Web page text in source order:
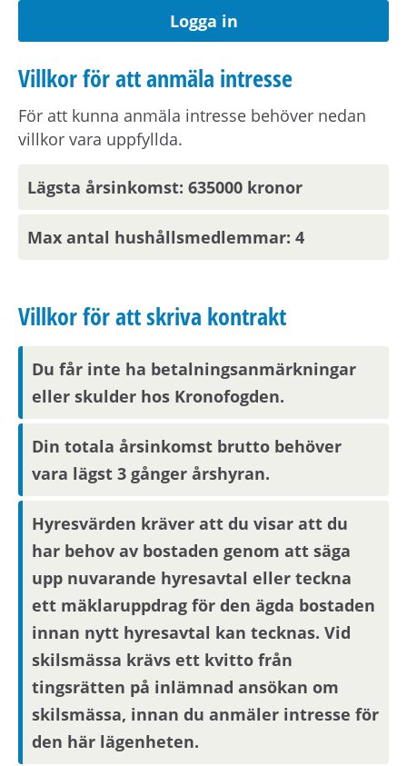
Kostnad för hushållsel tillkommer.
Viktig information om visning eller
förmedling kan skickas ut via sms.Uppdatera
Om hyresvärden har villkor om antal
familjeuppgifter om dig, din registrerade
medboende och eventuella barn.
Observera att om inflyttningsdatumet infaller på
en helgdag eller en röd dag sker inflyttning
nästkommande vardag.
Om din anställning inte är i Stockholmsområdet
behöver du visa att din arbetsplats ligger inom
pendlingsavstånd från bostaden.
Bostaden kan eventuellt vara ledig från
2026-07-01 om ny hyresgäst så önskar.
Parkering
Logga in
Villkor för att anmäla intresse
För att kunna anmäla intresse behöver nedan
villkor vara uppfyllda.
Lägsta årsinkomst: 635000 kronor
Max antal hushållsmedlemmar: 4
Villkor för att skriva kontrakt
Du får inte ha betalningsanmärkningar
eller skulder hos Kronofogden.
Din totala årsinkomst brutto behöver
vara lägst 3 gånger årshyran.
Hyresvärden kräver att du visar att du
har behov av bostaden genom att säga
upp nuvarande hyresavtal eller teckna
ett mäklaruppdrag för den ägda bostaden
innan nytt hyresavtal kan tecknas. Vid
skilsmässa krävs ett kvitto från
tingsrätten på inlämnad ansökan om
skilsmässa, innan du anmäler intresse för
den här lägenheten.